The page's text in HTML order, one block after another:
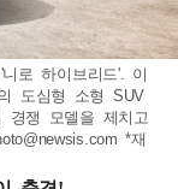
로 하이브리드'. 이
도심형 소형 SUV
경쟁 모델을 제치고
*재